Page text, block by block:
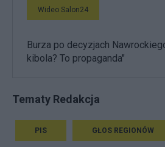
Wideo Salon24
Burza po decyzjach
kibola? To propaganda"
Tematy Redakcja
PIS GŁOS REGIONÓW